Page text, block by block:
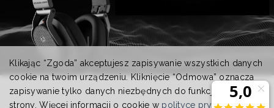
Klikając “Zgoda” akceptujesz zapisywanie wszystkich danych
cookie na twoim urządzeniu. Kliknięcie “Odmowa” oznacza
zapisywanie tylko danych niezbędnych do funkcjonowania
strony. Więcej informacji o cookie w polityce prywatności.